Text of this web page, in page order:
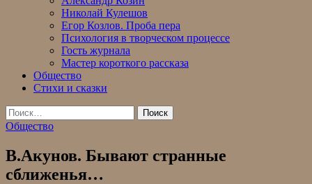
Николай Кулешов
Егор Козлов. Проба пера
Психология в творческом процессе
Гость журнала
Мастер короткого рассказа
Общество
Стихи и сказки
Найти:
Общество
В.Акунов. Бывают странные
сближенья…